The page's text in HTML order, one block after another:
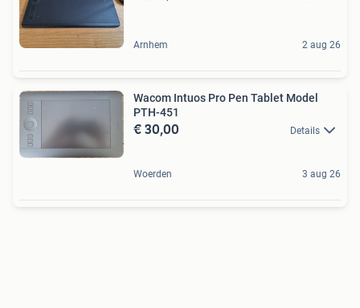
Arnhem 2 aug 26
Wacom Intuos Pro Pen Tablet Model
PTH-451
€ 30,00 Details
Woerden 3 aug 26